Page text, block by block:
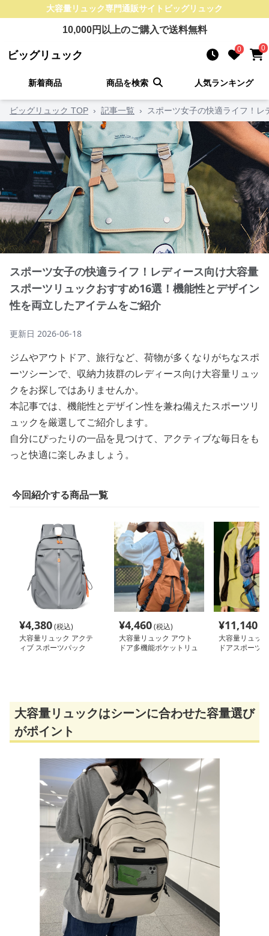
大容量リュック専門通販サイト ビッグリュック
10,000円以上のご購入で送料無料
ビッグリュック 0 0
新着商品 商品を検索 人気ランキング
ビッグリュック TOP › 記事一覧 › スポーツ女子の快適ライフ！
スポーツ女子の快適ライフ！レディース向け大容量
スポーツリュックおすすめ16選！機能性とデザイン
性を両立したアイテムをご紹介
更新日 2026-06-18
ジムやアウトドア、旅行など、荷物が多くなりがちなスポ
ーツシーンで、収納力抜群のレディース向け大容量リュッ
クをお探しではありませんか。
本記事では、機能性とデザイン性を兼ね備えたスポーツリ
ュックを厳選してご紹介します。
自分にぴったりの一品を見つけて、アクティブな毎日をも
っと快適に楽しみましょう。
今回紹介する商品一覧
¥4,380(税込)
大容量リュック アクテ
ィブ スポーツパック
¥4,460(税込)
大容量リュック アウト
ドア多機能ポケットリュ
¥11,140
大容量リュッ
ドアスポーツ
大容量リュックはシーンに合わせた容量選び
がポイント